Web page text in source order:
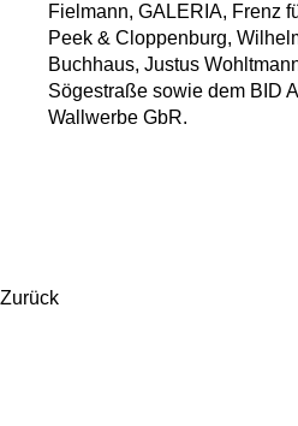
Fielmann, GALERIA, Frenz
Peek & Cloppenburg,
Buchhaus, Justus
Sögestraße sowie dem BID
Wallwerbe GbR.
Zurück